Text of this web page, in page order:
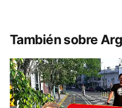
También sobre